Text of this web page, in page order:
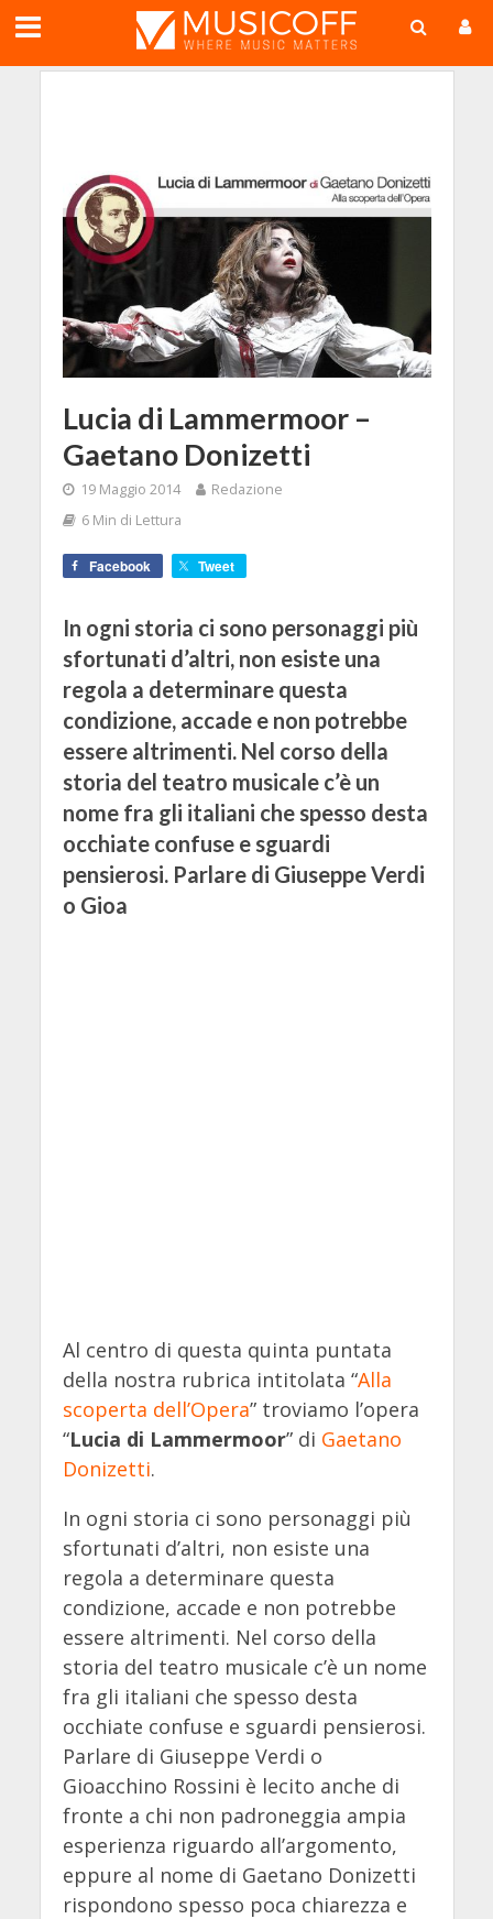
Lucia di Lammermoor –
Gaetano Donizetti
19 Maggio 2014
Redazione
6 Min di Lettura
Facebook Tweet
In ogni storia ci sono personaggi più
sfortunati d’altri, non esiste una
regola a determinare questa
condizione, accade e non potrebbe
essere altrimenti. Nel corso della
storia del teatro musicale c’è un
nome fra gli italiani che spesso desta
occhiate confuse e sguardi
pensierosi. Parlare di Giuseppe Verdi
o Gioa
Al centro di questa quinta puntata
della nostra rubrica intitolata “Alla
scoperta dell’Opera” troviamo l’opera
“Lucia di Lammermoor” di Gaetano
Donizetti.
In ogni storia ci sono personaggi più
sfortunati d’altri, non esiste una
regola a determinare questa
condizione, accade e non potrebbe
essere altrimenti. Nel corso della
storia del teatro musicale c’è un nome
fra gli italiani che spesso desta
occhiate confuse e sguardi pensierosi.
Parlare di Giuseppe Verdi o
Gioacchino Rossini è lecito anche di
fronte a chi non padroneggia ampia
esperienza riguardo all’argomento,
eppure al nome di Gaetano Donizetti
rispondono spesso poca chiarezza e